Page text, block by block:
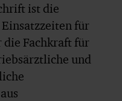
ist die
Einsatzzeiten für
Fachkraft für
und